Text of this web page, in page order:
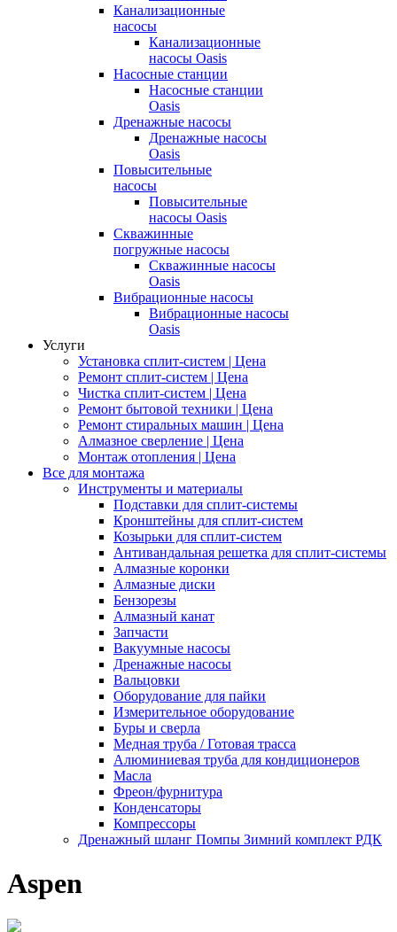
Канализационные
насосы
Канализационные
насосы Oasis
Насосные станции
Насосные станции
Oasis
Дренажные насосы
Дренажные насосы
Oasis
Повысительные
насосы
Повысительные
насосы Oasis
Скважинные
погружные насосы
Скважинные насосы
Oasis
Вибрационные насосы
Вибрационные насосы
Oasis
Услуги
Установка сплит-систем | Цена
Ремонт сплит-систем | Цена
Чистка сплит-систем | Цена
Ремонт бытовой техники | Цена
Ремонт стиральных машин | Цена
Алмазное сверление | Цена
Монтаж отопления | Цена
Все для монтажа
Инструменты и материалы
Подставки для сплит-системы
Кронштейны для сплит-систем
Козырьки для сплит-систем
Антивандальная решетка для сплит-системы
Алмазные коронки
Алмазные диски
Бензорезы
Алмазный канат
Запчасти
Вакуумные насосы
Дренажные насосы
Вальцовки
Оборудование для пайки
Измерительное оборудование
Буры и сверла
Медная труба / Готовая трасса
Алюминиевая труба для кондиционеров
Масла
Фреон/фурнитура
Конденсаторы
Компрессоры
Дренажный шланг Помпы Зимний комплект РДК
Aspen